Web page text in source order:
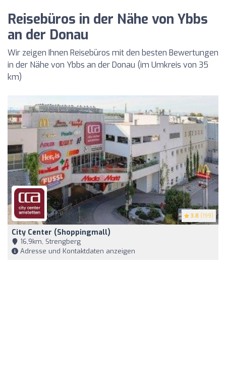
Reisebüros in der Nähe von Ybbs
an der Donau
Wir zeigen Ihnen Reisebüros mit den besten Bewertungen
in der Nähe von Ybbs an der Donau (im Umkreis von 35
km)
3.8 (199)
City Center (Shoppingmall)
16,9km, Strengberg
Adresse und Kontaktdaten anzeigen